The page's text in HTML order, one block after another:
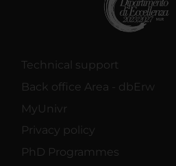
Technical support
Back office Area - dbErw
MyUnivr
Privacy policy
PhD Programmes